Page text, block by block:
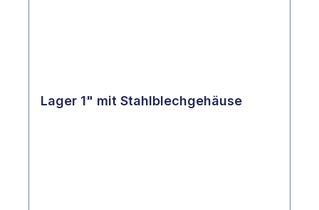
Lager 1" mit Stahlblechgehäuse